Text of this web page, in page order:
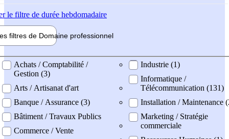
le filtre de durée hebdomadaire
filtres de Domaine professionnel
professionel
Achats / Comptabilité /
Gestion (3)
Arts / Artisanat d'art
Banque / Assurance (3)
Bâtiment / Travaux Publics
Commerce / Vente
Industrie (1)
Informatique /
Télécommunication (131)
Installation / Maintenance
Marketing / Stratégie
commerciale